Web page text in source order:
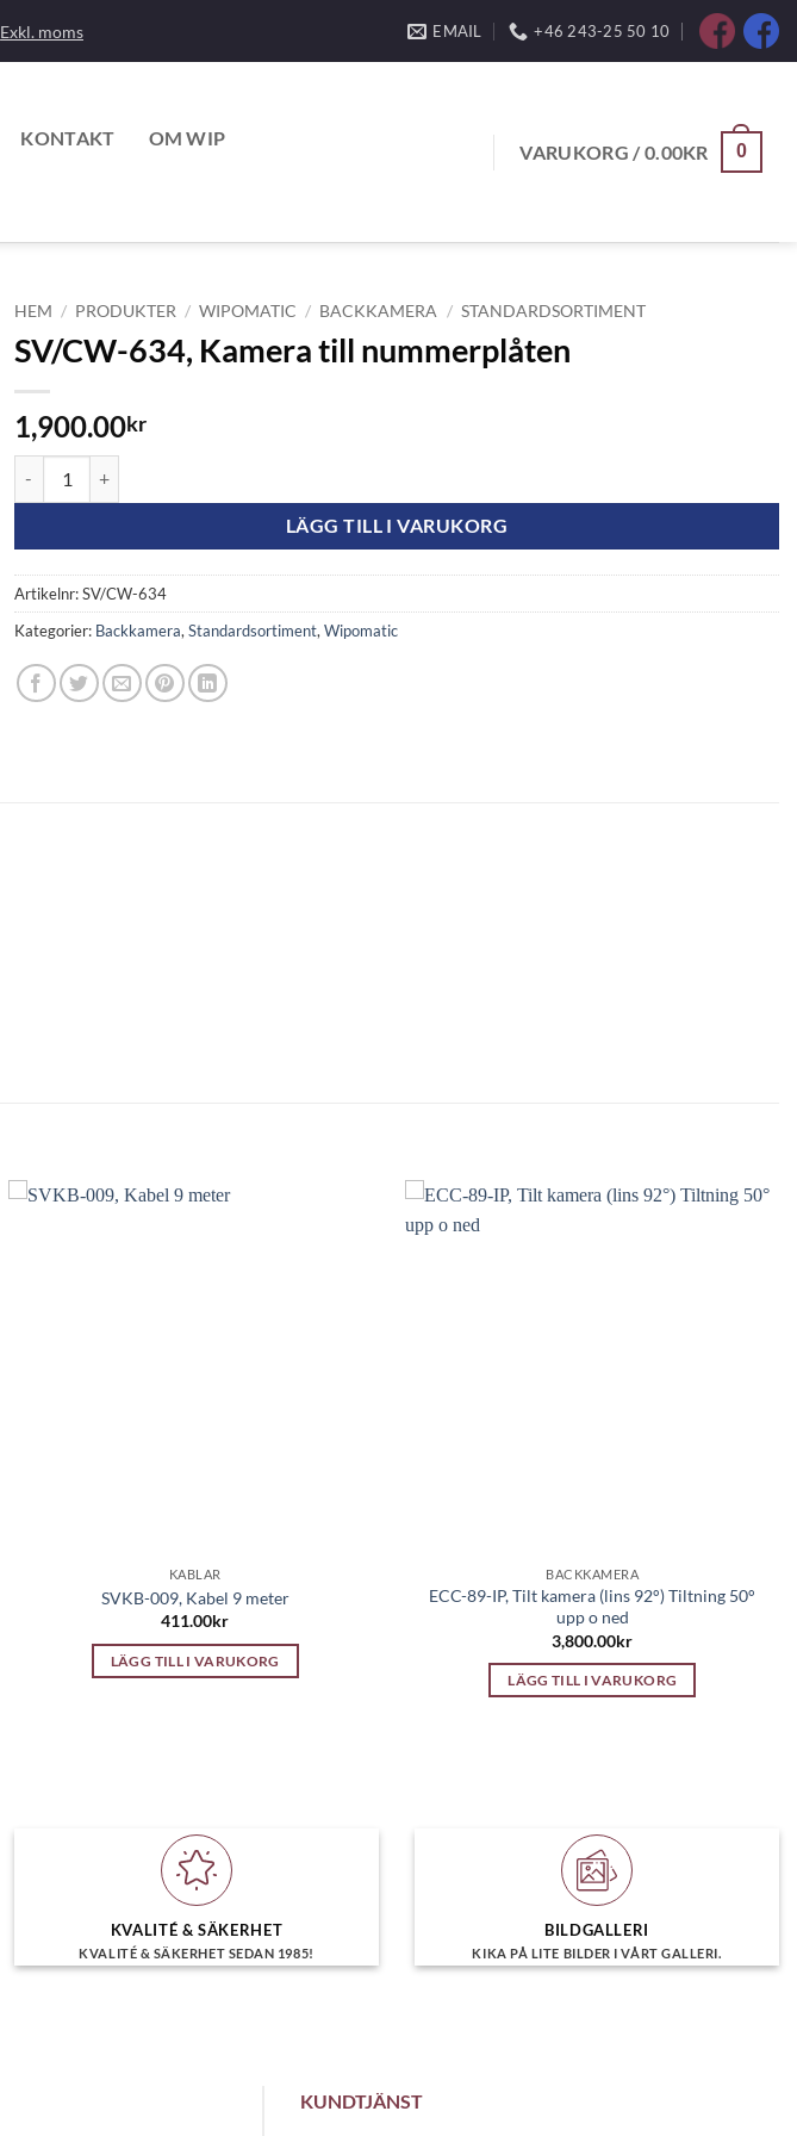
Exkl. moms EMAIL +46 243-25 50 10
KONTAKT
OM WIP
VARUKORG /0.00KR 0
HEM / PRODUKTER / WIPOMATIC / BACKKAMERA / STANDARDSORTIMENT
SV/CW-634, Kamera till nummerplåten
1,900.00kr
LÄGG TILL I VARUKORG
Artikelnr:SV/CW-634
Kategorier: Backkamera, Standardsortiment, Wipomatic
KABLAR
SVKB-009, Kabel 9 meter
411.00kr
LÄGG TILL I VARUKORG
BACKKAMERA
ECC-89-IP, Tilt kamera (lins 92°) Tiltning 50°
upp o ned
3,800.00kr
LÄGG TILL I VARUKORG
KVALITÉ & SÄKERHET
KVALITÉ & SÄKERHET SEDAN 1985!
BILDGALLERI
KIKA PÅ LITE BILDER I VÅRT GALLERI.
KUNDTJÄNST